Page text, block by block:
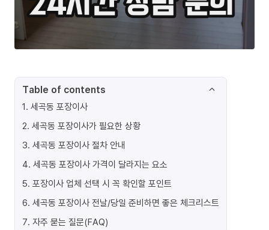
Table of contents
1. 세곡동 포장이사
2. 세곡동 포장이사가 필요한 상황
3. 세곡동 포장이사 절차 안내
4. 세곡동 포장이사 가격이 달라지는 요소
5. 포장이사 업체 선택 시 꼭 확인할 포인트
6. 세곡동 포장이사 전날/당일 준비하면 좋은 체크리스트
7. 자주 묻는 질문(FAQ)